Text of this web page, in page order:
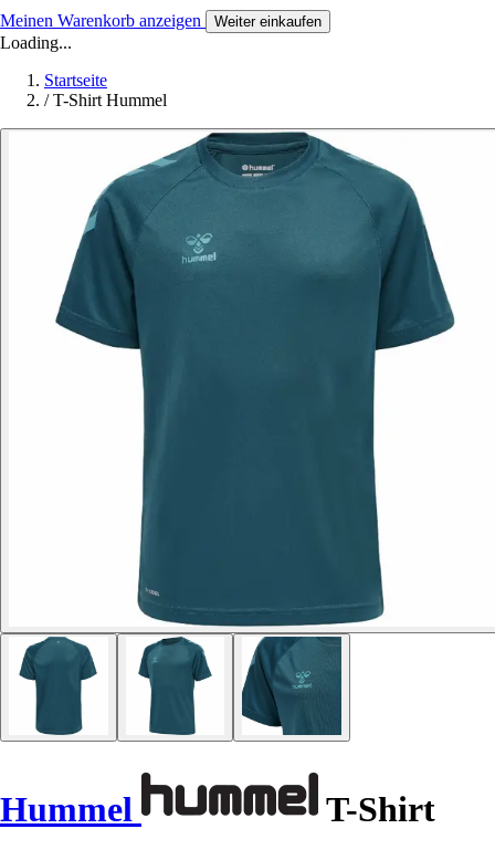
Meinen Warenkorb anzeigen Weiter einkaufen
Loading...
Startseite
/ T-Shirt Hummel
Hummel T-Shirt